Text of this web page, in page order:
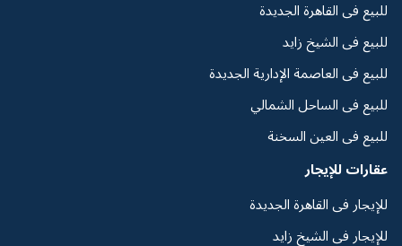
للبيع فى القاهرة الجديدة
للبيع فى الشيخ زايد
للبيع فى العاصمة الإدارية الجديدة
للبيع فى الساحل الشمالي
للبيع فى العين السخنة
عقارات للإيجار
للإيجار فى القاهرة الجديدة
للإيجار فى الشيخ زايد